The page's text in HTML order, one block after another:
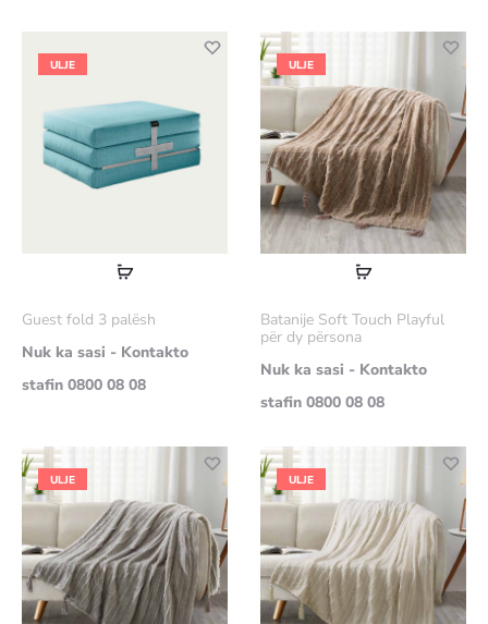
ULJE
Lexoni
Guest fold 3 palësh
Nuk ka sasi - Kontakto
stafin 0800 08 08
ULJE
Lexoni
Batanije Soft Touch Playful
për dy përsona
Nuk ka sasi - Kontakto
stafin 0800 08 08
ULJE ULJE